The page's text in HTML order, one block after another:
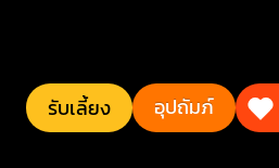
รับเลี้ยง อุปถัมภ์